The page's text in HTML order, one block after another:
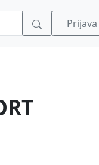
Prijava